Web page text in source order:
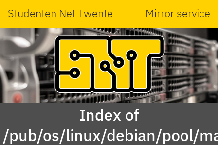
Studenten Net Twente Mirror service
Index of
/pub/os/linux/debian/pool/